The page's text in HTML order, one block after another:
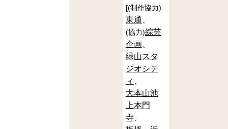
[(制作協力)
東通
(協力)綜芸
企画
緑山スタ
ジオシテ
ィ
大本山池
上本門
寺